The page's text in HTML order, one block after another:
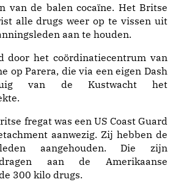
van de balen cocaïne. Het Britse
alle drugs weer op te vissen uit
aan te houden.
door het coördinatiecentrum van
op Parera, die via een eigen Dash
van de Kustwacht het
fregat was een US Coast Guard
aanwezig. Zij hebben de
aangehouden. Die zijn
aan de Amerikaanse
300 kilo drugs.